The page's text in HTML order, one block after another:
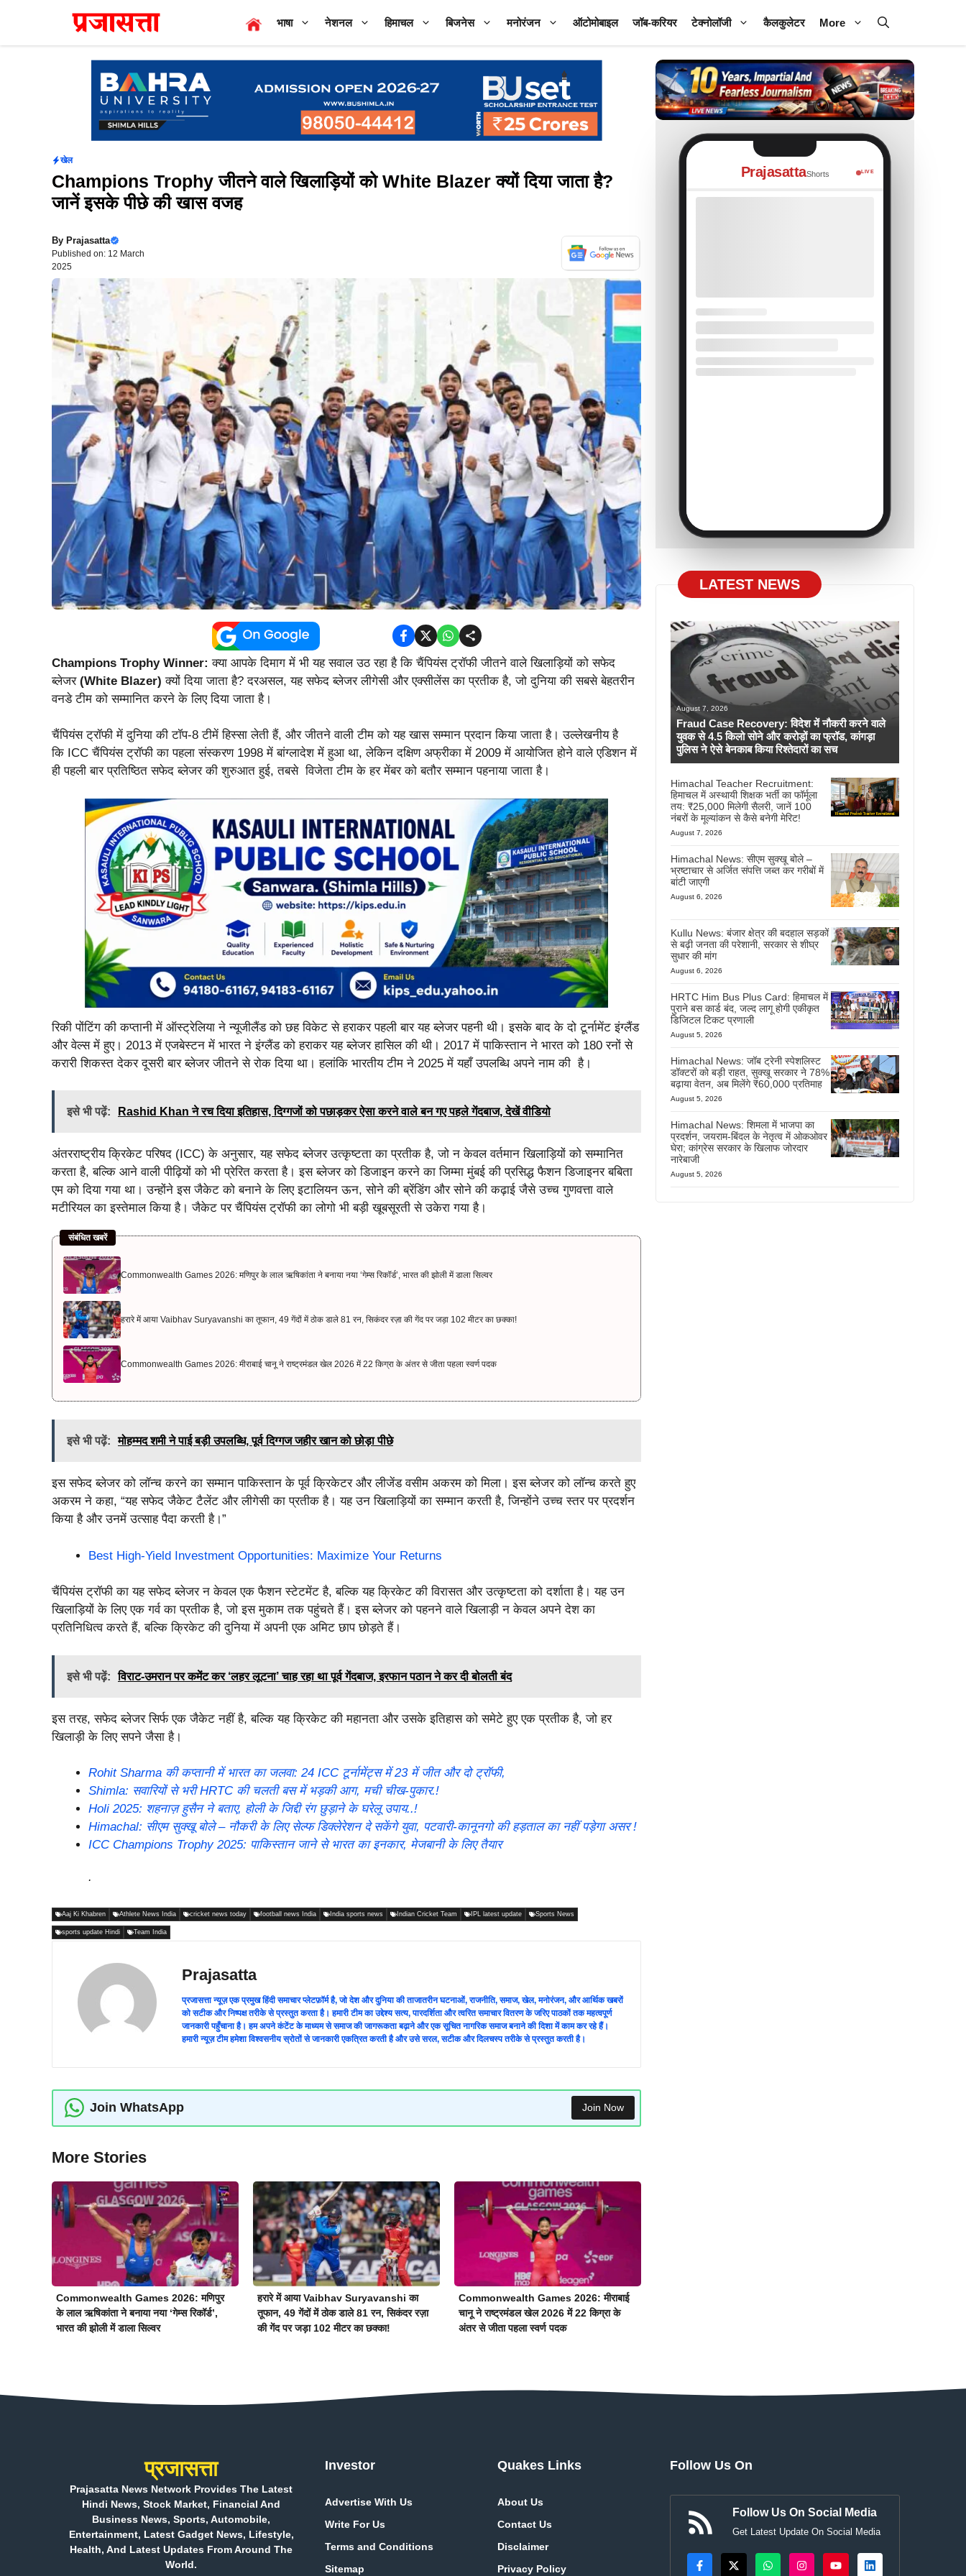
content
भाषा नेशनल हिमाचल बिजनेस मनोरंजन ऑटोमोबाइल जॉब-करियर टेक्नोलॉजी कैलकुलेटर More
खेल
Champions Trophy जीतने वाले खिलाड़ियों को White Blazer क्यों दिया जाता है?
जानें इसके पीछे की खास वजह
By Prajasatta
Published on: 12 March
2025
Champions Trophy Winner: क्या आपके दिमाग में भी यह सवाल उठ रहा है कि चैंपियंस ट्रॉफी जीतने वाले खिलाड़ियों को सफेद
ब्लेजर (White Blazer) क्यों दिया जाता है? दरअसल, यह सफेद ब्लेजर लीगेसी और एक्सीलेंस का प्रतीक है, जो दुनिया की सबसे बेहतरीन
वनडे टीम को सम्मानित करने के लिए दिया जाता है।
चैंपियंस ट्रॉफी में दुनिया की टॉप-8 टीमें हिस्सा लेती हैं, और जीतने वाली टीम को यह खास सम्मान प्रदान किया जाता है। उल्लेखनीय है
कि ICC चैंपियंस ट्रॉफी का पहला संस्करण 1998 में बांग्लादेश में हुआ था, लेकिन दक्षिण अफ्रीका में 2009 में आयोजित होने वाले एडिशन में
ही पहली बार प्रतिष्ठित सफेद ब्लेजर की शुरुआत हुई, तबसे विजेता टीम के हर मेंबर को बतौर सम्मान पहनाया जाता है।
रिकी पोंटिंग की कप्तानी में ऑस्ट्रेलिया ने न्यूजीलैंड को छह विकेट से हराकर पहली बार यह ब्लेजर पहनी थी। इसके बाद के दो टूर्नामेंट इंग्लैंड
और वेल्स में हुए। 2013 में एजबेस्टन में भारत ने इंग्लैंड को हराकर यह ब्लेजर हासिल की थी। 2017 में पाकिस्तान ने भारत को 180 रनों से
करारी शिकस्त देकर दूसरी बार ब्लेजर जीतने से रोक दिया था। हलांकि भारतीय टीम ने 2025 में यहाँ उपलब्धि अपने नाम की है।
इसे भी पढ़ें: Rashid Khan ने रच दिया इतिहास, दिग्गजों को पछाड़कर ऐसा करने वाले बन गए पहले गेंदबाज, देखें वीडियो
अंतरराष्ट्रीय क्रिकेट परिषद (ICC) के अनुसार, यह सफेद ब्लेजर उत्कृष्टता का प्रतीक है, जो न केवल वर्तमान खिलाड़ियों को सम्मानित
करता है, बल्कि आने वाली पीढ़ियों को भी प्रेरित करता है। इस ब्लेजर को डिजाइन करने का जिम्मा मुंबई की प्रसिद्ध फैशन डिजाइनर बबिता
एम को दिया गया था। उन्होंने इस जैकेट को बनाने के लिए इटालियन ऊन, सोने की ब्रेंडिंग और सोने की कढ़ाई जैसे उच्च गुणवत्ता वाले
मटीरियल का इस्तेमाल किया है। जैकेट पर चैंपियंस ट्रॉफी का लोगो भी बड़ी खूबसूरती से उकेरा गया है।
संबंधित खबरें
Commonwealth Games 2026: मणिपुर के लाल ऋषिकांता ने बनाया नया ‘गेम्स रिकॉर्ड’, भारत की झोली में डाला सिल्वर
हरारे में आया Vaibhav Suryavanshi का तूफान, 49 गेंदों में ठोक डाले 81 रन, सिकंदर रज़ा की गेंद पर जड़ा 102 मीटर का छक्का!
Commonwealth Games 2026: मीराबाई चानू ने राष्ट्रमंडल खेल 2026 में 22 किग्रा के अंतर से जीता पहला स्वर्ण पदक
इसे भी पढ़ें: मोहम्मद शमी ने पाई बड़ी उपलब्धि, पूर्व दिग्गज जहीर खान को छोड़ा पीछे
इस सफेद ब्लेजर को लॉन्च करने का सम्मान पाकिस्तान के पूर्व क्रिकेटर और लीजेंड वसीम अकरम को मिला। इस ब्लेजर को लॉन्च करते हुए
अकरम ने कहा, “यह सफेद जैकेट टैलेंट और लीगेसी का प्रतीक है। यह उन खिलाड़ियों का सम्मान करती है, जिन्होंने उच्च स्तर पर प्रदर्शन
किया है और उनमें उत्साह पैदा करती है।”
Best High-Yield Investment Opportunities: Maximize Your Returns
चैंपियंस ट्रॉफी का यह सफेद ब्लेजर न केवल एक फैशन स्टेटमेंट है, बल्कि यह क्रिकेट की विरासत और उत्कृष्टता को दर्शाता है। यह उन
खिलाड़ियों के लिए एक गर्व का प्रतीक है, जो इस मुकाम तक पहुंचते हैं। इस ब्लेजर को पहनने वाले खिलाड़ी न केवल अपने देश का
प्रतिनिधित्व करते हैं, बल्कि क्रिकेट की दुनिया में अपनी एक अमिट छाप छोड़ते हैं।
इसे भी पढ़ें: विराट-उमरान पर कमेंट कर ‘लहर लूटना’ चाह रहा था पूर्व गेंदबाज, इरफान पठान ने कर दी बोलती बंद
इस तरह, सफेद ब्लेजर सिर्फ एक जैकेट नहीं है, बल्कि यह क्रिकेट की महानता और उसके इतिहास को समेटे हुए एक प्रतीक है, जो हर
खिलाड़ी के लिए सपने जैसा है।
Rohit Sharma की कप्तानी में भारत का जलवा: 24 ICC टूर्नामेंट्स में 23 में जीत और दो ट्रॉफी,
Shimla: सवारियों से भरी HRTC की चलती बस में भड़की आग, मची चीख-पुकार.!
Holi 2025: शहनाज़ हुसैन ने बताए, होली के जिद्दी रंग छुड़ाने के घरेलू उपाय..!
Himachal: सीएम सुक्खू बोले – नौकरी के लिए सेल्फ डिक्लेरेशन दे सकेंगे युवा, पटवारी-कानूनगो की हड़ताल का नहीं पड़ेगा असर !
ICC Champions Trophy 2025: पाकिस्तान जाने से भारत का इनकार, मेजबानी के लिए तैयार
.
Aaj Ki Khabren Athlete News India cricket news today football news India India sports news Indian Cricket Team IPL latest update Sports News
sports update Hindi Team India
Prajasatta
प्रजासत्ता न्यूज़ एक प्रमुख हिंदी समाचार प्लेटफ़ॉर्म है, जो देश और दुनिया की ताजातरीन घटनाओं, राजनीति, समाज, खेल, मनोरंजन, और आर्थिक खबरों
को सटीक और निष्पक्ष तरीके से प्रस्तुत करता है। हमारी टीम का उद्देश्य सत्य, पारदर्शिता और त्वरित समाचार वितरण के जरिए पाठकों तक महत्वपूर्ण
जानकारी पहुँचाना है। हम अपने कंटेंट के माध्यम से समाज की जागरूकता बढ़ाने और एक सूचित नागरिक समाज बनाने की दिशा में काम कर रहे हैं।
हमारी न्यूज़ टीम हमेशा विश्वसनीय स्रोतों से जानकारी एकत्रित करती है और उसे सरल, सटीक और दिलचस्प तरीके से प्रस्तुत करती है।
Join WhatsApp Join Now
More Stories
Commonwealth Games 2026: मणिपुर
के लाल ऋषिकांता ने बनाया नया ‘गेम्स रिकॉर्ड’,
भारत की झोली में डाला सिल्वर
हरारे में आया Vaibhav Suryavanshi का
तूफान, 49 गेंदों में ठोक डाले 81 रन, सिकंदर रज़ा
की गेंद पर जड़ा 102 मीटर का छक्का!
Commonwealth Games 2026: मीराबाई
चानू ने राष्ट्रमंडल खेल 2026 में 22 किग्रा के
अंतर से जीता पहला स्वर्ण पदक
PrajasattaShorts LIVE
LATEST NEWS
August 7, 2026
Fraud Case Recovery: विदेश में नौकरी करने वाले
युवक से 4.5 किलो सोने और करोड़ों का फ्रॉड, कांगड़ा
पुलिस ने ऐसे बेनकाब किया रिश्तेदारों का सच
Himachal Teacher Recruitment:
हिमाचल में अस्थायी शिक्षक भर्ती का फॉर्मूला
तय: ₹25,000 मिलेगी सैलरी, जानें 100
नंबरों के मूल्यांकन से कैसे बनेगी मेरिट!
August 7, 2026
Himachal News: सीएम सुक्खू बोले –
भ्रष्टाचार से अर्जित संपत्ति जब्त कर गरीबों में
बांटी जाएगी
August 6, 2026
Kullu News: बंजार क्षेत्र की बदहाल सड़कों
से बढ़ी जनता की परेशानी, सरकार से शीघ्र
सुधार की मांग
August 6, 2026
HRTC Him Bus Plus Card: हिमाचल में
पुराने बस कार्ड बंद, जल्द लागू होगी एकीकृत
डिजिटल टिकट प्रणाली
August 5, 2026
Himachal News: जॉब ट्रेनी स्पेशलिस्ट
डॉक्टरों को बड़ी राहत, सुक्खू सरकार ने 78%
बढ़ाया वेतन, अब मिलेंगे ₹60,000 प्रतिमाह
August 5, 2026
Himachal News: शिमला में भाजपा का
प्रदर्शन, जयराम-बिंदल के नेतृत्व में ओकओवर
घेरा; कांग्रेस सरकार के खिलाफ जोरदार
नारेबाजी
August 5, 2026
प्रजासत्ता
Prajasatta News Network Provides The Latest
Hindi News, Stock Market, Financial And
Business News, Sports, Automobile,
Entertainment, Latest Gadget News, Lifestyle,
Health, And Latest Updates From Around The
World.
Investor
Advertise With Us
Write For Us
Terms and Conditions
Sitemap
Quakes Links
About Us
Contact Us
Disclaimer
Privacy Policy
Follow Us On
Follow Us On Social Media
Get Latest Update On Social Media